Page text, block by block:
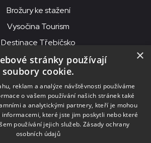
Brožury ke stažení
Vysočina Tourism
Destinace Třebíčsko
Beseda Mor. Budějovice
organizace, Purcnerova 62, 676 02
Moravské Budějovice
CZ00091758, ID datové schránky: chjn2kd
×
stránky používají
soubory cookie.
reklam a analýze návštěvnosti používáme
o vašem používání našich stránek také
a analytickými partnery, kteří je mohou
které jste jim poskytli nebo které
používání jejich služeb. Zásady ochrany
osobních údajů